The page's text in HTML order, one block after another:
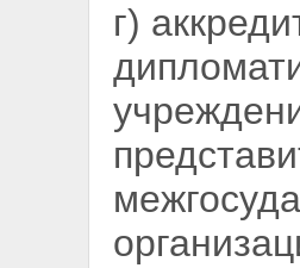
г)